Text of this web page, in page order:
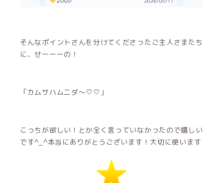
そんなポイントさんを分けてくださったご主人さまたち
に、せーーーの！
「カムサハムニダ～♡♡」
こっちが欲しい！とか全く言っていなかったので嬉しい
です^_^本当にありがとうございます！大切に使います